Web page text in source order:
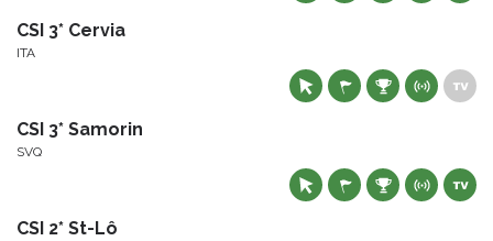
CSI 3* Cervia
ITA
CSI 3* Samorin
SVQ
CSI 2* St-Lô